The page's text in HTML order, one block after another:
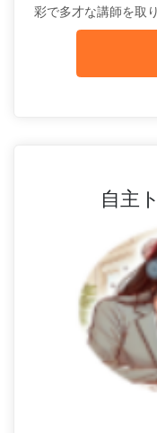
彩で多才な講師を取
自主